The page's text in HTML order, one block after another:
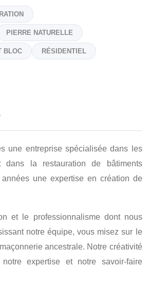
PIERRE NATURELLE
BLOC RÉSIDENTIEL
une entreprise spécialisée dans les
dans la restauration de bâtiments
une expertise en création de
et le professionnalisme dont nous
notre équipe, vous misez sur le
ancestrale. Notre créativité
expertise et notre savoir-faire